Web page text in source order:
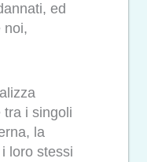
ed
noi,
tra i singoli
la
loro stessi